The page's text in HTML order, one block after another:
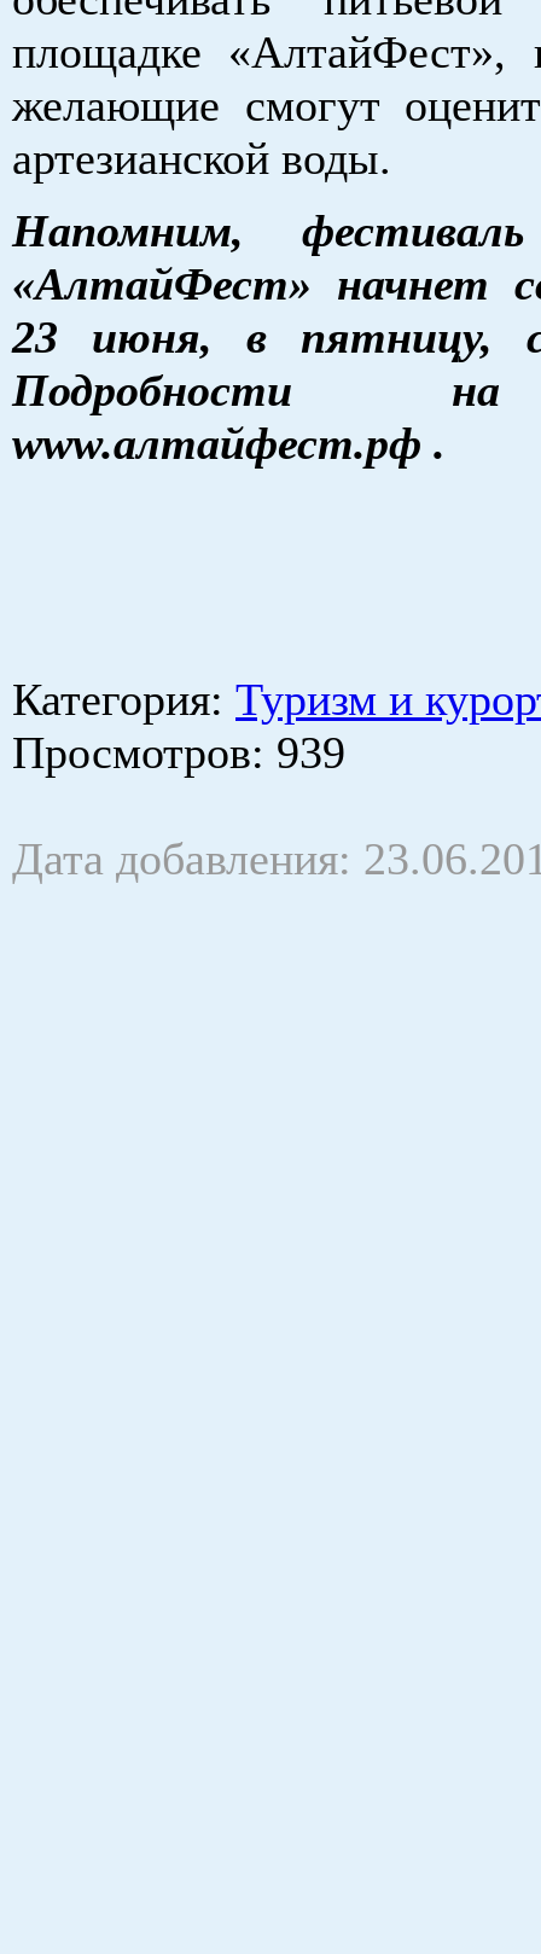
площадке «АлтайФест»,
желающие смогут
артезианской воды.
Напомним,
«АлтайФест» начнет
23 июня, в пятницу,
Подробности
www.алтайфест.рф .
Категория: Туризм и
Просмотров: 939
Дата добавления: